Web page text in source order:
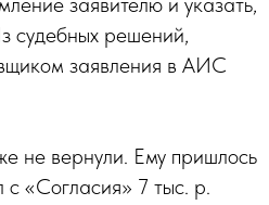
судебных решений,
заявления в АИС
не вернули. Ему пришлось
«Согласия» 7 тыс. р.